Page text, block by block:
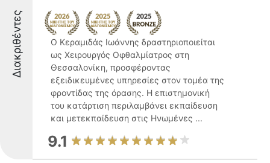
Διακριθέντες
Ο Κεραμιδάς Ιωάννης δραστηριοποιείται
ως Χειρουργός Οφθαλμίατρος στη
Θεσσαλονίκη, προσφέροντας
εξειδικευμένες υπηρεσίες στον τομέα της
φροντίδας της όρασης. Η επιστημονική
του κατάρτιση περιλαμβάνει εκπαίδευση
και μετεκπαίδευση στις Ηνωμένες ...
9.1